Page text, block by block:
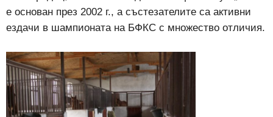
е основан през 2002 г., а състезателите са активни
ездачи в шампионата на БФКС с множество отличия.